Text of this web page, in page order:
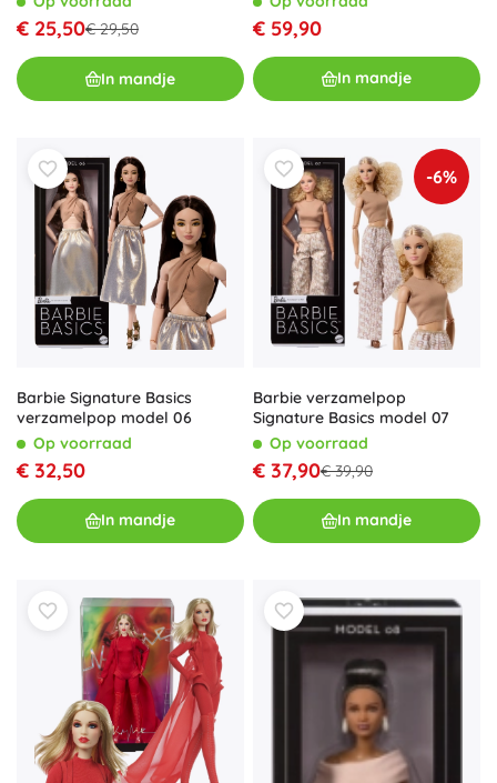
€ 25,50€ 29,50
In mandje
€ 59,90
In mandje
Barbie Signature Basics
verzamelpop model 06
Op voorraad
€ 32,50
In mandje
-6%
Barbie verzamelpop
Signature Basics model 07
Op voorraad
€ 37,90€ 39,90
In mandje